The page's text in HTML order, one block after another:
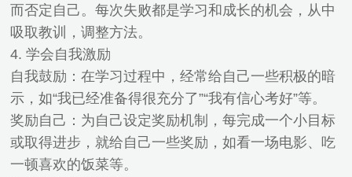
而否定自己。每次失败都是学习和成长的机会，从中
吸取教训，调整方法。
4. 学会自我激励
自我鼓励：在学习过程中，经常给自己一些积极的暗
示，如“我已经准备得很充分了”“我有信心考好”等。
奖励自己：为自己设定奖励机制，每完成一个小目标
或取得进步，就给自己一些奖励，如看一场电影、吃
一顿喜欢的饭菜等。